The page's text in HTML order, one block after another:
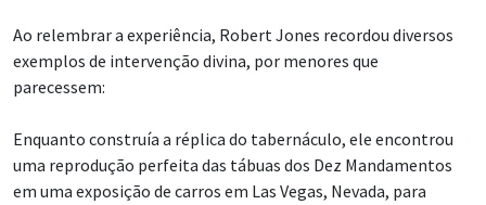
Ao relembrar a experiência, Robert Jones recordou diversos
exemplos de intervenção divina, por menores que
parecessem:
Enquanto construía a réplica do tabernáculo, ele encontrou
uma reprodução perfeita das tábuas dos Dez Mandamentos
em uma exposição de carros em Las Vegas, Nevada, para